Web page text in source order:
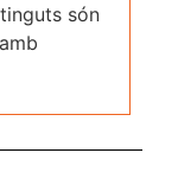
són